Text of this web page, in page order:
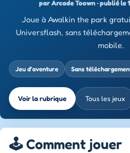
par Arcade Toown · publié le
Joue à Awalkin the park
Universflash, sans
mobile.
Jeu d’aventure Sans
Voir la rubrique Tous les jeux
🕹️ Comment jouer